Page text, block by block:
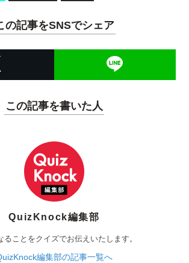
の記事をSNSでシェア
この記事を書いた人
QuizKnock編集部
ることをクイズでお伝えいたします。
編集部の記事一覧へ